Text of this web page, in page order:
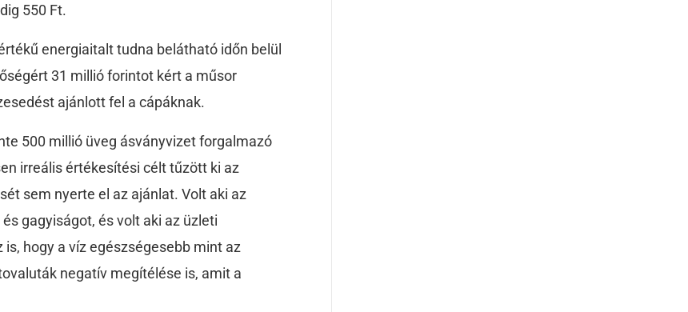
550 Ft.
energiaitalt tudna belátható időn belül
31 millió forintot kért a műsor
ajánlott fel a cápáknak.
500 millió üveg ásványvizet forgalmazó
irreális értékesítési célt tűzött ki az
sem nyerte el az ajánlat. Volt aki az
gagyiságot, és volt aki az üzleti
hogy a víz egészségesebb mint az
negatív megítélése is, amit a